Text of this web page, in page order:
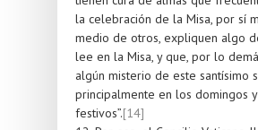
la celebración de la Misa, por sí
medio de otros, expliquen algo
lee en la Misa, y que, por lo
algún misterio de este santísimo
principalmente en los domingos
festivos”.[14]